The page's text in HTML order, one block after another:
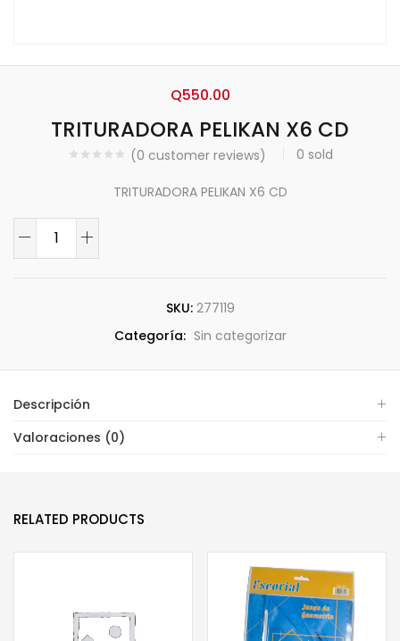
TRITURADORA PELIKAN X6 CD
(0 customer reviews) 0 sold
Q550.00
TRITURADORA PELIKAN X6 CD
SKU: 277119
Categoría: Sin categorizar
Descripción
Valoraciones (0)
RELATED PRODUCTS